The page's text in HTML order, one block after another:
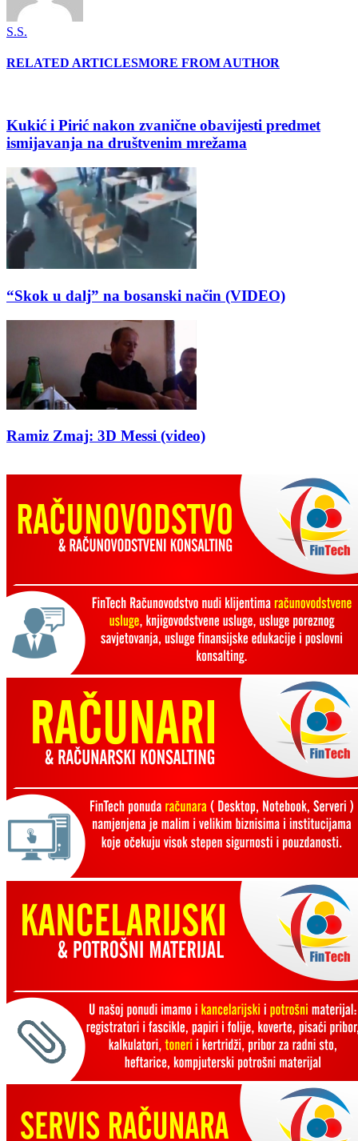
S.S.
RELATED ARTICLESMORE FROM AUTHOR
Kukić i Pirić nakon zvanične obavijesti predmet
ismijavanja na društvenim mrežama
“Skok u dalj” na bosanski način (VIDEO)
Ramiz Zmaj: 3D Messi (video)